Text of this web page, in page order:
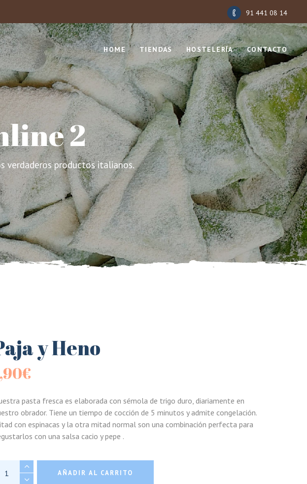
91 441 08 14
HOME TIENDAS HOSTELERÍA CONTACTO
2
verdaderos productos italianos.
y Heno
€
pasta fresca es elaborada con sémola de trigo duro, diariamente en
obrador. Tiene un tiempo de cocción de 5 minutos y admite congelación.
con espinacas y la otra mitad normal son una combinación perfecta para
con una salsa cacio y pepe .
y Heno quantity
AÑADIR AL CARRITO